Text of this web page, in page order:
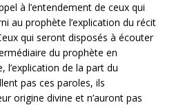
à l’entendement de ceux qui
au prophète l’explication du récit
qui seront disposés à écouter
du prophète en
l’explication de la part du
pas ces paroles, ils
origine divine et n’auront pas